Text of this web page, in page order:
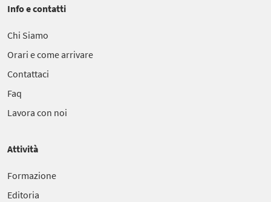
Info e contatti
Chi Siamo
Orari e come arrivare
Contattaci
Faq
Lavora con noi
Attività
Formazione
Editoria